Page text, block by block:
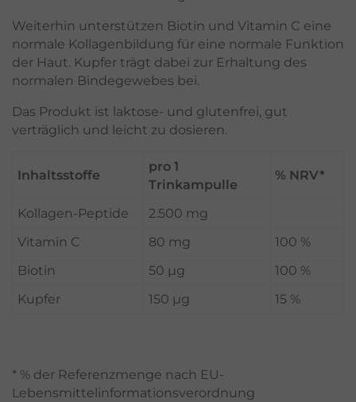
Weiterhin unterstützen Biotin und Vitamin C eine
normale Kollagenbildung für eine normale Funktion
der Haut. Kupfer trägt dabei zur Erhaltung des
normalen Bindegewebes bei.
Das Produkt ist laktose- und glutenfrei, gut
verträglich und leicht zu dosieren.
Inhaltsstoffe
pro 1
Trinkampulle
% NRV*
Kollagen-Peptide
2.500 mg
Vitamin C
80 mg
100 %
Biotin
50 µg
100 %
Kupfer
150 µg 15 %
* % der Referenzmenge nach EU-
Lebensmittelinformationsverordnung